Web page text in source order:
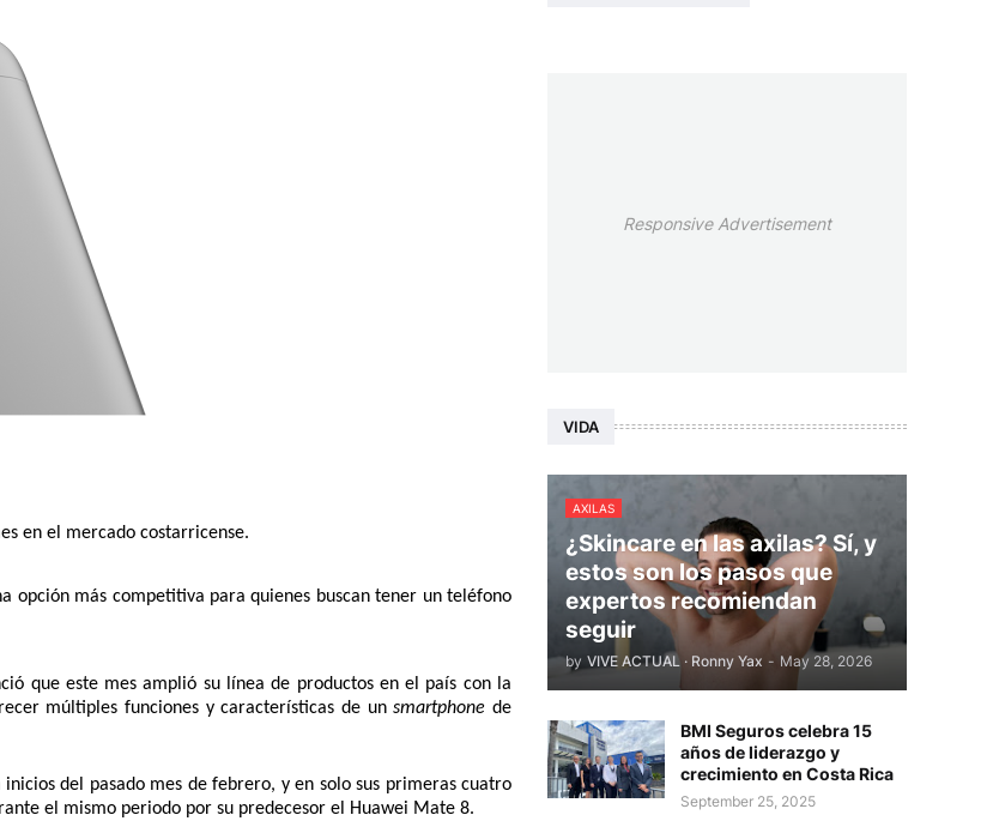
en el mercado costarricense.
opción más competitiva para quienes buscan tener un teléfono
que este mes amplió su línea de productos en el país con la
múltiples funciones y características de un smartphone de
del pasado mes de febrero, y en solo sus primeras cuatro
el mismo periodo por su predecesor el Huawei Mate 8.
Responsive Advertisement
VIDA
AXILAS
¿Skincare en las axilas? Sí, y
estos son los pasos que
expertos recomiendan
seguir
by VIVE ACTUAL · Ronny Yax - May 28, 2026
BMI Seguros celebra 15
años de liderazgo y
crecimiento en Costa Rica
September 25, 2025